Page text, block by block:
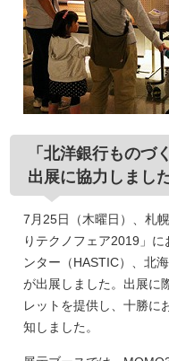
「北洋銀行ものづ
出展に協力しまし
7月25日（木曜日）、札
りテクノフェア2019」
ンター（HASTIC）、北
が出展しました。出展に
レットを提供し、十勝に
知しました。